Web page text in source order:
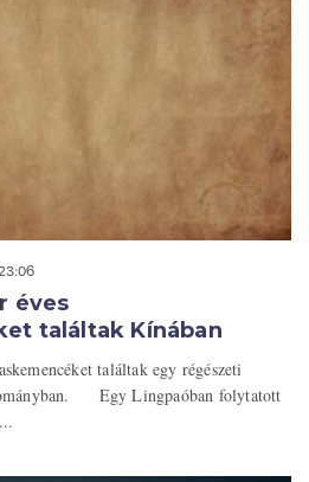
éves
találtak Kínában
találtak egy régészeti
Egy Lingpaóban folytatott